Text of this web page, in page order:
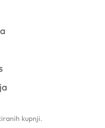
kupnji.